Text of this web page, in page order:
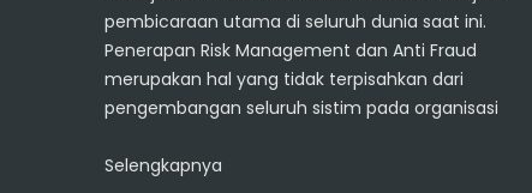
pembicaraan utama di seluruh dunia saat ini.
Penerapan Risk Management dan Anti Fraud
merupakan hal yang tidak terpisahkan dari
pengembangan seluruh sistim pada organisasi
Selengkapnya